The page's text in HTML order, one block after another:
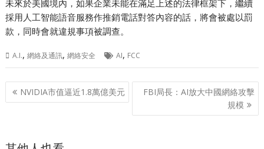
未來於美國境內，如果企業未能在滿足上述的法律框架下，繼續
採用人工智能語音服務作推銷電話對答內容的話，將會被處以罰
款，同時會就違規事項被調查。
A.I.,網絡及通訊,網絡安全 AI, FCC
Post
navigation
​​NVIDIA市值逼近1.8萬億美元
FBI局長：AI放大中國網絡攻擊
規模